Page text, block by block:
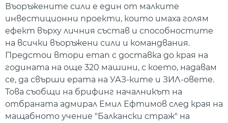
Въоръжените сили е един от малките
инвестиционни проекти, които имаха голям
ефект върху личния състав и способностите
на всички въоръжени сили и командвания.
Предстои втори етап с доставка до края на
годината на още 320 машини, с което, надавам
се, да свърши ерата на УАЗ-ките и ЗИЛ-овете.
Това съобщи на брифинг началникът на
отбраната адмирал Емил Ефтимов след края на
мащабното учение "Балкански страж" на